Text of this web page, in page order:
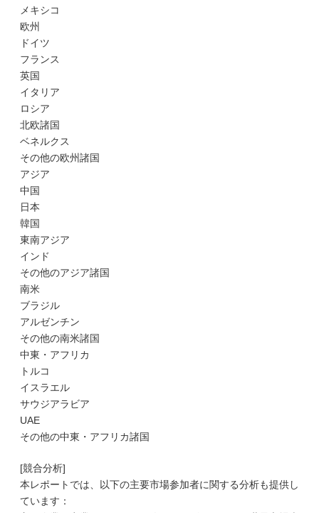
メキシコ
欧州
ドイツ
フランス
英国
イタリア
ロシア
北欧諸国
ベネルクス
その他の欧州諸国
アジア
中国
日本
韓国
東南アジア
インド
その他のアジア諸国
南米
ブラジル
アルゼンチン
その他の南米諸国
中東・アフリカ
トルコ
イスラエル
サウジアラビア
UAE
その他の中東・アフリカ諸国
[競合分析]
本レポートでは、以下の主要市場参加者に関する分析も提供し
ています：